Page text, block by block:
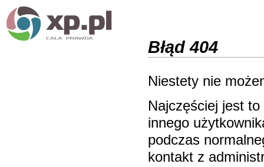
Błąd 404
Niestety nie
Najczęściej jest
innego
podczas
kontakt z